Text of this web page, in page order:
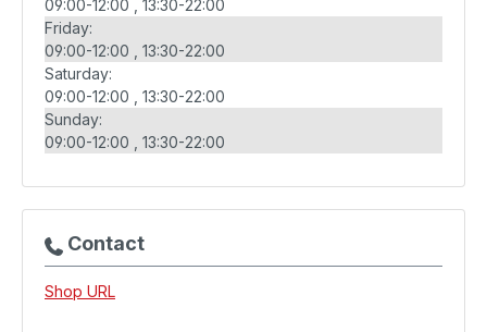
09:00-12:00
13:30-22:00
Friday:
09:00-12:00
13:30-22:00
Saturday:
09:00-12:00
13:30-22:00
Sunday:
09:00-12:00
13:30-22:00
Contact
Shop URL